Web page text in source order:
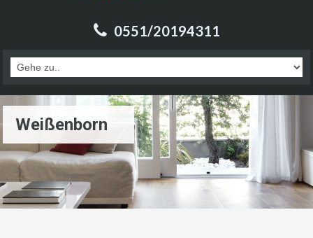
0551/20194311
Weißenborn